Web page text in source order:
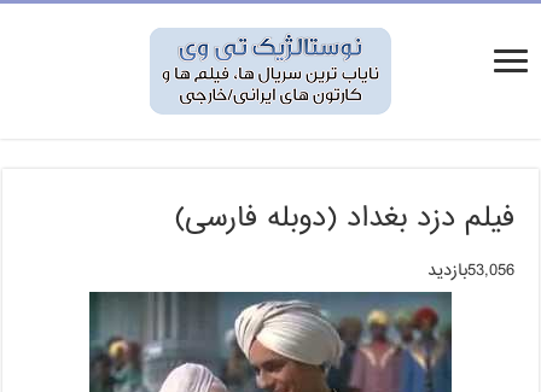
فیلم دزد بغداد (دوبله فارسی)
53,056بازدید